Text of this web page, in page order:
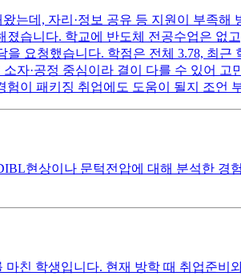
는데, 자리·정보 공유 등 지원이 부족
습니다. 학교에 반도체 전공수업은 없
요청했습니다. 학점은 전체 3.78, 최근
자·공정 중심이라 결이 다를 수 있어
이 패키징 취업에도 도움이 될지 조언
현상이나 문턱전압에 대해 분석한 경
친 학생입니다. 현재 방학 때 취업준